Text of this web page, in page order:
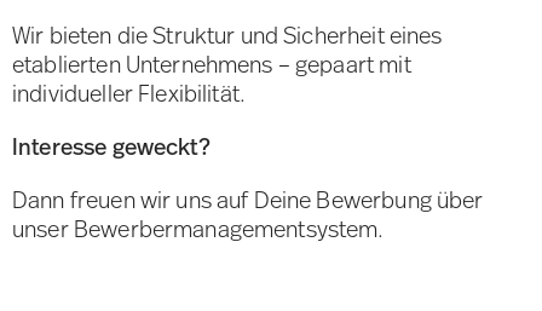
Wir bieten die Struktur und Sicherheit eines
etablierten Unternehmens – gepaart mit
individueller Flexibilität.
Interesse geweckt?
Dann freuen wir uns auf Deine Bewerbung über
unser Bewerbermanagementsystem.